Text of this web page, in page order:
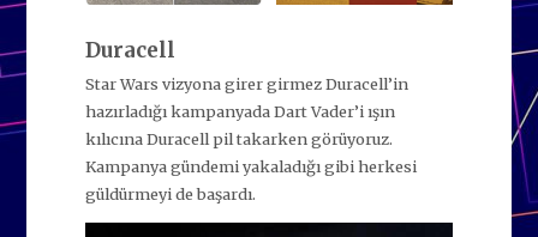
Duracell
Star Wars vizyona girer girmez Duracell’in
hazırladığı kampanyada Dart Vader’i ışın
kılıcına Duracell pil takarken görüyoruz.
Kampanya gündemi yakaladığı gibi herkesi
güldürmeyi de başardı.